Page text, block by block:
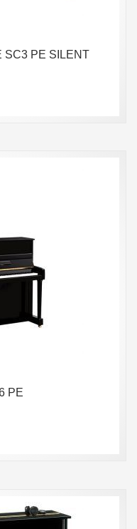
SC3 PE SILENT
PE